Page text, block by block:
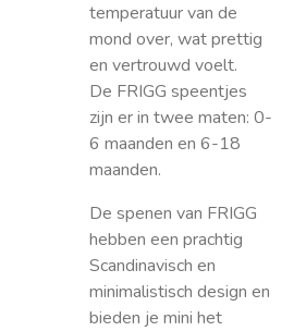
temperatuur van de
mond over, wat prettig
en vertrouwd voelt.
De FRIGG speentjes
zijn er in twee maten: 0-
6 maanden en 6-18
maanden.
De spenen van FRIGG
hebben een prachtig
Scandinavisch en
minimalistisch design en
bieden je mini het